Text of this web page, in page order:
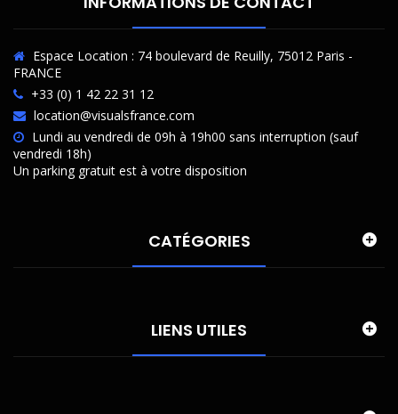
Espace Location : 74 boulevard de Reuilly, 75012 Paris -
FRANCE
+33 (0) 1 42 22 31 12
location@visualsfrance.com
Lundi au vendredi de 09h à 19h00 sans interruption (sauf
vendredi 18h)
Un parking gratuit est à votre disposition
CATÉGORIES
LIENS UTILES